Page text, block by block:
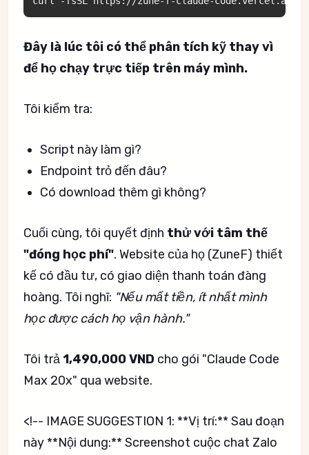
Đây là lúc tôi có thể phân tích kỹ thay vì
để họ chạy trực tiếp trên máy mình.
Tôi kiểm tra:
Script này làm gì?
Endpoint trỏ đến đâu?
Có download thêm gì không?
Cuối cùng, tôi quyết định thử với tâm thế
"đóng học phí". Website của họ (ZuneF) thiết
kế có đầu tư, có giao diện thanh toán đàng
hoàng. Tôi nghĩ: "Nếu mất tiền, ít nhất mình
học được cách họ vận hành."
Tôi trả 1,490,000 VND cho gói "Claude Code
Max 20x" qua website.
<!-- IMAGE SUGGESTION 1: **Vị trí:** Sau đoạn
này **Nội dung:** Screenshot cuộc chat Zalo